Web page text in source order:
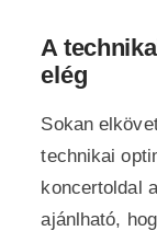
A
elég
Sokan
technikai
koncertoldal
ajánlható,